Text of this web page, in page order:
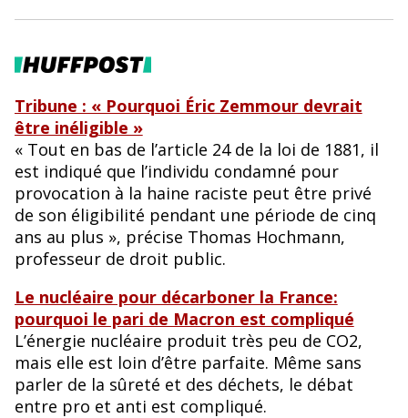
Tribune : « Pourquoi Éric Zemmour devrait
être inéligible »
« Tout en bas de l’article 24 de la loi de 1881, il
est indiqué que l’individu condamné pour
provocation à la haine raciste peut être privé
de son éligibilité pendant une période de cinq
ans au plus », précise Thomas Hochmann,
professeur de droit public.
Le nucléaire pour décarboner la France:
pourquoi le pari de Macron est compliqué
L’énergie nucléaire produit très peu de CO2,
mais elle est loin d’être parfaite. Même sans
parler de la sûreté et des déchets, le débat
entre pro et anti est compliqué.